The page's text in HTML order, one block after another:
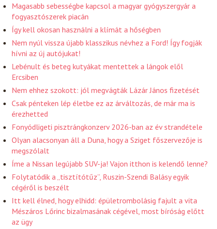
Magasabb sebességbe kapcsol a magyar gyógyszergyár a
fogyasztószerek piacán
Így kell okosan használni a klímát a hőségben
Nem nyúl vissza újabb klasszikus névhez a Ford! Így fogják
hívni az új autójukat!
Lebénult és beteg kutyákat mentettek a lángok elől
Ercsiben
Nem ehhez szokott: jól megvágták Lázár János fizetését
Csak pénteken lép életbe ez az árváltozás, de már ma is
érezhetted
Fonyódligeti pisztrángkonzerv 2026-ban az év strandétele
Olyan alacsonyan áll a Duna, hogy a Sziget főszervezője is
megszólalt
Íme a Nissan legújabb SUV-ja! Vajon itthon is kelendő lenne?
Folytatódik a „tisztítótűz”, Ruszin-Szendi Balásy egyik
cégéről is beszélt
Itt kell élned, hogy elhidd: épületrombolásig fajult a vita
Mészáros Lőrinc bizalmasának cégével, most bíróság előtt
az ügy